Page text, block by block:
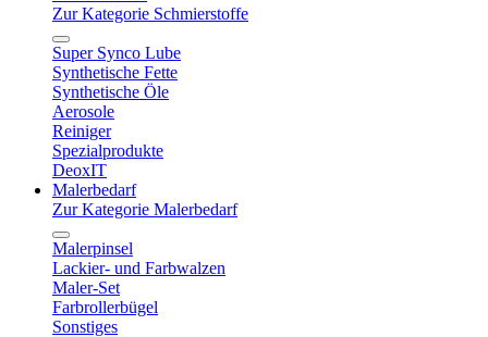
Zur Kategorie Schmierstoffe
Super Synco Lube
Synthetische Fette
Synthetische Öle
Aerosole
Reiniger
Spezialprodukte
DeoxIT
Malerbedarf
Zur Kategorie Malerbedarf
Malerpinsel
Lackier- und Farbwalzen
Maler-Set
Farbrollerbügel
Sonstiges